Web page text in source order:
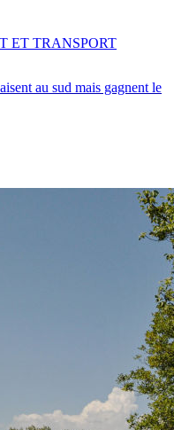
au sud mais gagnent le
ET TRANSPORT